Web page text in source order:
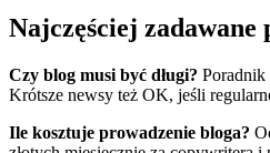
Najczęściej zadawane
Czy blog musi być długi? Poradnik
Krótsze newsy też OK, jeśli
Ile kosztuje prowadzenie bloga?